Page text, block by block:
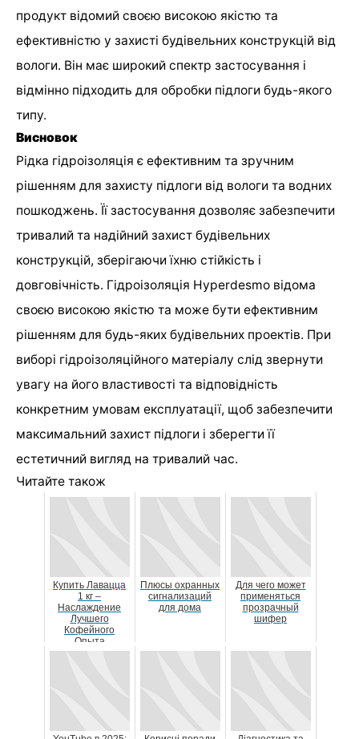
продукт відомий своєю високою якістю та
ефективністю у захисті будівельних конструкцій від
вологи. Він має широкий спектр застосування і
відмінно підходить для обробки підлоги будь-якого
типу.
Висновок
Рідка гідроізоляція є ефективним та зручним
рішенням для захисту підлоги від вологи та водних
пошкоджень. Її застосування дозволяє забезпечити
тривалий та надійний захист будівельних
конструкцій, зберігаючи їхню стійкість і
довговічність. Гідроізоляція Hyperdesmo відома
своєю високою якістю та може бути ефективним
рішенням для будь-яких будівельних проектів. При
виборі гідроізоляційного матеріалу слід звернути
увагу на його властивості та відповідність
конкретним умовам експлуатації, щоб забезпечити
максимальний захист підлоги і зберегти її
естетичний вигляд на тривалий час.
Читайте також
Купить Лавацца
1 кг –
Наслаждение
Лучшего
Кофейного
Опыта
Плюсы охранных
сигнализаций
для дома
Для чего может
применяться
прозрачный
шифер